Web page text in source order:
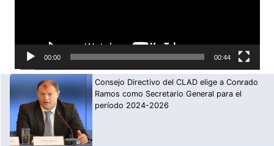
00:00 00:44
Consejo Directivo del CLAD elige a Conrado
Ramos como Secretario General para el
período 2024-2026